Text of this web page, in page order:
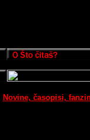
Novine, časopisi,